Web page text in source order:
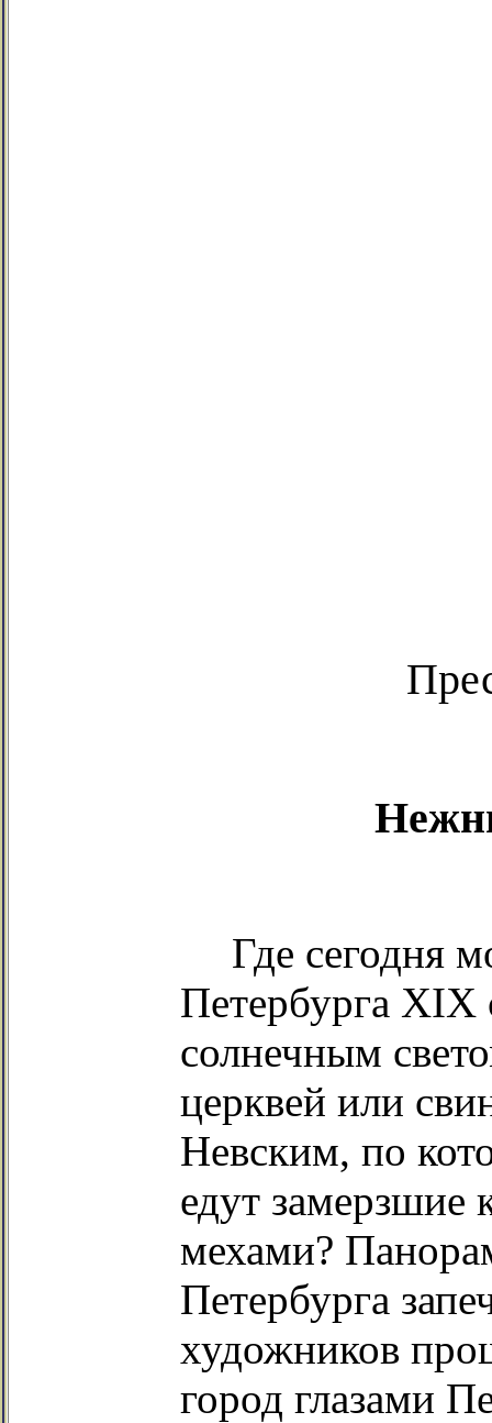
Где сегодня
Петербурга XIX
солнечным
церквей или
Невским, по
едут замерзшие
мехами?
Петербурга
художников
город глазами